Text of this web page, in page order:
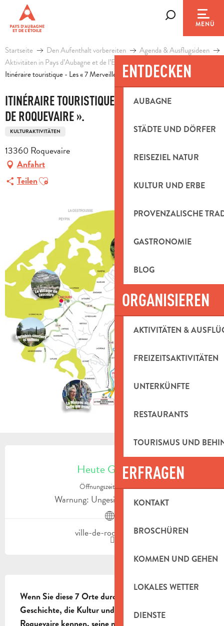
contenu
principal
MENÜ
ENTDECKEN
AUBAGNE
STÄDTE UND DÖRFER
REISEZIEL NATUR
KULTUR UND ERBE
PROVENZALISCHE
GASTRONOMIE
BLOG
ORGANISIEREN
AKTIVITÄTEN &
FREIZEITSAKTIVITÄTEN
UNTERKÜNFTE
RESTAURANTS
TOURISMUS UND
ERFRAGEN
KONTAKT
BROSCHÜREN
KOMMEN UND GEHEN
LOKALES WETTER
DIENSTE
Startseite Den Aufenthalt vorbereiten
Agenda & Ausflugsideen
Aktivitäten in Pays d’Aubagne et de l’Etoile
Freizeit
Itinéraire touristique - Les « 7 Merveilles de Roquevaire ».
ITINÉRAIRE TOURISTIQUE - LES « 7 MERVEILLES
DE ROQUEVAIRE ».
KULTURAKTIVITÄTEN
13360 Roquevaire
Anfahrt
TeilenAjouter aux favoris
ÖFFNUNGSZEITEN &
Heute Geöffnet
Öffnungszeiten ansehen
Warnung: Ungesicherte Stunden
ville-de-roquevaire.fr
Wenn Sie diese 7 Orte durchwandern, lernen Sie die
Geschichte, die Kultur und das Erbe des Dorfes